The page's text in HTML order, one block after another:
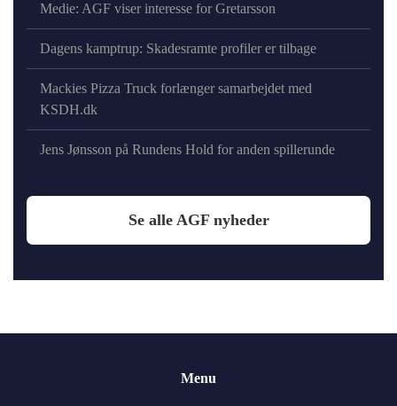
Medie: AGF viser interesse for Gretarsson
Dagens kamptrup: Skadesramte profiler er tilbage
Mackies Pizza Truck forlænger samarbejdet med
KSDH.dk
Jens Jønsson på Rundens Hold for anden spillerunde
Se alle AGF nyheder
Menu